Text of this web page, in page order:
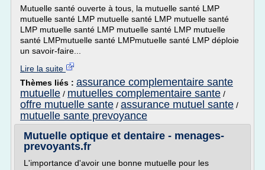
Mutuelle santé ouverte à tous, la mutuelle santé LMP
mutuelle santé LMP mutuelle santé LMP mutuelle santé
LMP mutuelle santé LMP mutuelle santé LMP mutuelle
santé LMPmutuelle santé LMPmutuelle santé LMP déploie
un savoir-faire...
Lire la suite
Thèmes liés : assurance complementaire sante
mutuelle / mutuelles complementaire sante /
offre mutuelle sante / assurance mutuel sante /
mutuelle sante prevoyance
Mutuelle optique et dentaire - menages-
prevoyants.fr
L'importance d'avoir une bonne mutuelle pour les